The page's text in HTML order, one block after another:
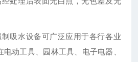
水设备可广泛应用于各行各业
动工具、园林工具、电子电器、